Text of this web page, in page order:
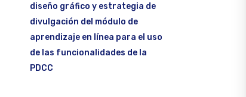
diseño gráfico y estrategia de
divulgación del módulo de
aprendizaje en línea para el uso
de las funcionalidades de la
PDCC